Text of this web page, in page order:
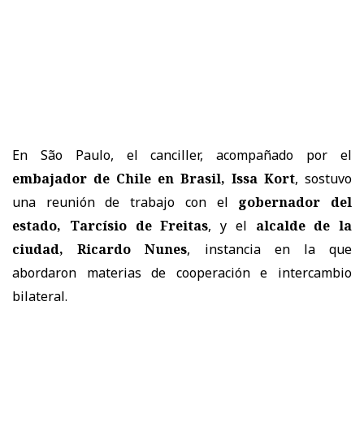
En São Paulo, el canciller, acompañado por el
embajador de Chile en Brasil, Issa Kort, sostuvo
una reunión de trabajo con el gobernador del
estado, Tarcísio de Freitas, y el alcalde de la
ciudad, Ricardo Nunes, instancia en la que
abordaron materias de cooperación e intercambio
bilateral.